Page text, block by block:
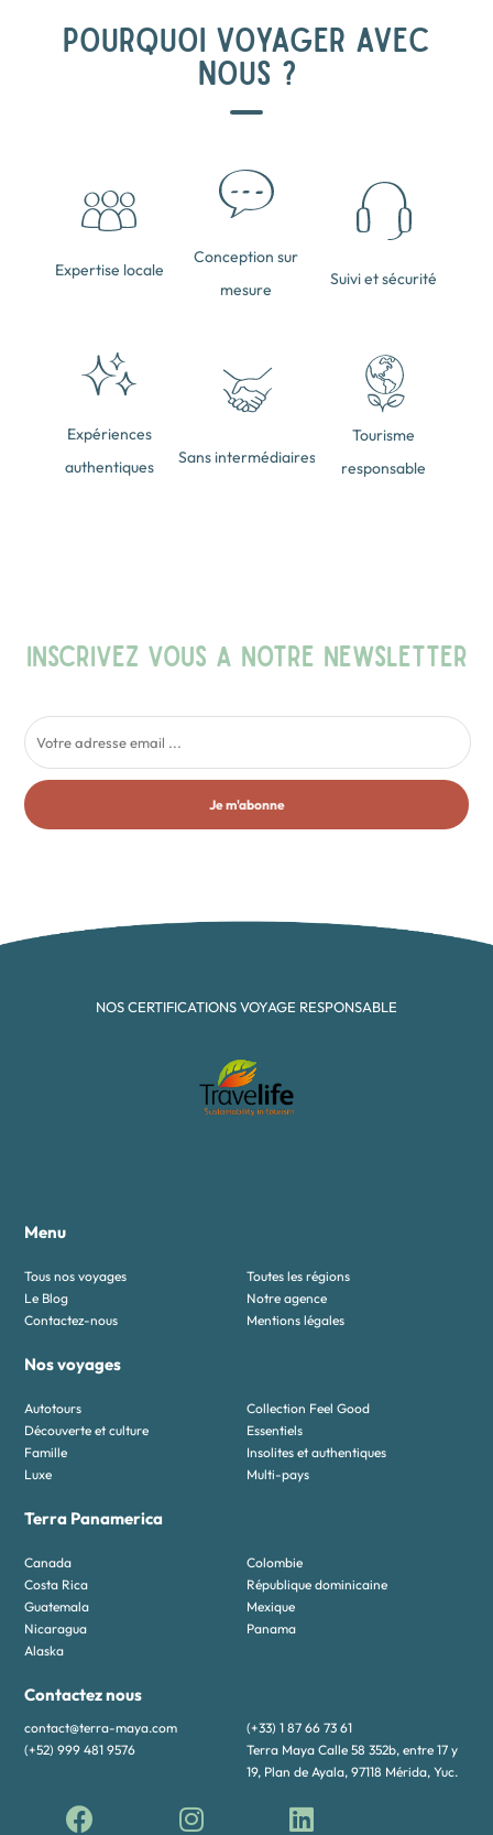
POURQUOI VOYAGER AVEC
NOUS ?
Expertise locale
Conception sur
mesure
Suivi et sécurité
Expériences
authentiques
Sans intermédiaires
Tourisme
responsable
INSCRIVEZ VOUS A NOTRE NEWSLETTER
Je m'abonne
NOS CERTIFICATIONS VOYAGE RESPONSABLE
Menu
Tous nos voyages
Toutes les régions
Le Blog
Notre agence
Contactez-nous
Mentions légales
Nos voyages
Autotours
Collection Feel Good
Découverte et culture
Essentiels
Famille
Insolites et authentiques
Luxe
Multi-pays
Terra Panamerica
Canada
Colombie
Costa Rica
République dominicaine
Guatemala
Mexique
Nicaragua
Panama
Alaska
Contactez nous
contact@terra-maya.com
(+33) 1 87 66 73 61
(+52) 999 481 9576
Terra Maya Calle 58 352b, entre 17 y
19, Plan de Ayala, 97118 Mérida, Yuc.